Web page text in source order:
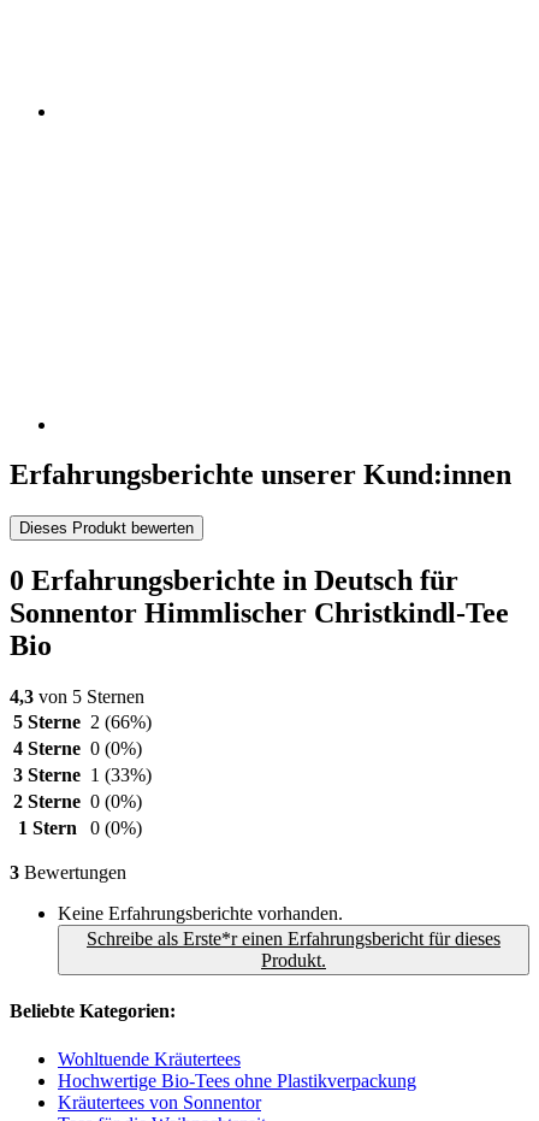
Erfahrungsberichte unserer Kund:innen
Dieses Produkt bewerten
0 Erfahrungsberichte in Deutsch für
Sonnentor Himmlischer Christkindl-Tee
Bio
4,3 von 5 Sternen
5 Sterne 2 (66%)
4 Sterne 0 (0%)
3 Sterne 1 (33%)
2 Sterne 0 (0%)
1 Stern
0 (0%)
3 Bewertungen
Keine Erfahrungsberichte vorhanden.
Schreibe als Erste*r einen Erfahrungsbericht für dieses
Produkt.
Beliebte Kategorien:
Wohltuende Kräutertees
Hochwertige Bio-Tees ohne Plastikverpackung
Kräutertees von Sonnentor